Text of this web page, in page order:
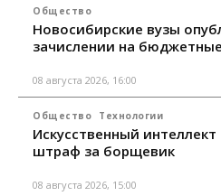
Общество
Новосибирские вузы
зачислении на
08 августа 2026, 16:00
Общество Технологии
Искусственный
штраф за борщевик
08 августа 2026, 15:00